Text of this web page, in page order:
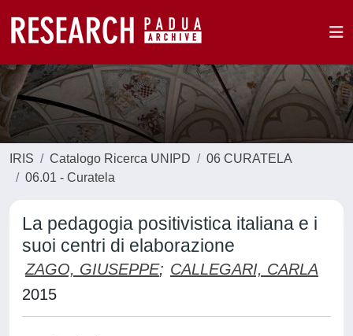
IRIS Catalogo Ricerca UNIPD
06 CURATELA
06.01 - Curatela
La pedagogia positivistica italiana e i
suoi centri di elaborazione
ZAGO, GIUSEPPE; CALLEGARI, CARLA
2015